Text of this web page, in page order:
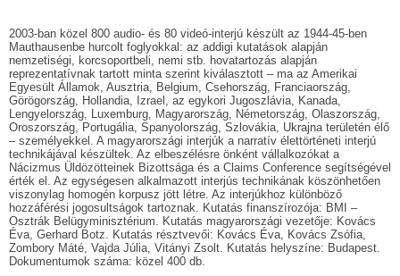
2003-ban közel 800 audio- és 80 videó-interjú készült az 1944-45-ben
Mauthausenbe hurcolt foglyokkal: az addigi kutatások alapján
nemzetiségi, korcsoportbeli, nemi stb. hovatartozás alapján
reprezentatívnak tartott minta szerint kiválasztott – ma az Amerikai
Egyesült Államok, Ausztria, Belgium, Csehország, Franciaország,
Görögország, Hollandia, Izrael, az egykori Jugoszlávia, Kanada,
Lengyelország, Luxemburg, Magyarország, Németország, Olaszország,
Oroszország, Portugália, Spanyolország, Szlovákia, Ukrajna területén élő
– személyekkel. A magyarországi interjúk a narratív élettörténeti interjú
technikájával készültek. Az elbeszélésre önként vállalkozókat a
Nácizmus Üldözötteinek Bizottsága és a Claims Conference segítségével
érték el. Az egységesen alkalmazott interjús technikának köszönhetően
viszonylag homogén korpusz jött létre. Az interjúkhoz különböző
hozzáférési jogosultságok tartoznak. Kutatás finanszírozója: BMI –
Osztrák Belügyminisztérium. Kutatás magyarországi vezetője: Kovács
Éva, Gerhard Botz. Kutatás résztvevői: Kovács Éva, Kovács Zsófia,
Zombory Máté, Vajda Júlia, Vitányi Zsolt. Kutatás helyszíne: Budapest.
Dokumentumok száma: közel 400 db.